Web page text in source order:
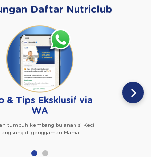
Daftar Nutriclub
& Tips Eksklusif via
WA
tumbuh kembang bulanan si Kecil
langsung di genggaman Mama